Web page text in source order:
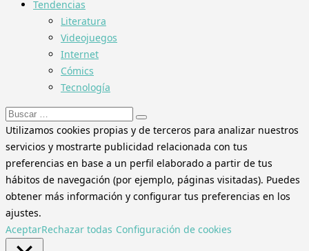
Tendencias
Literatura
Videojuegos
Internet
Cómics
Tecnología
Buscar:
Utilizamos cookies propias y de terceros para analizar nuestros
servicios y mostrarte publicidad relacionada con tus
preferencias en base a un perfil elaborado a partir de tus
hábitos de navegación (por ejemplo, páginas visitadas). Puedes
obtener más información y configurar tus preferencias en los
ajustes.
AceptarRechazar todas Configuración de cookies